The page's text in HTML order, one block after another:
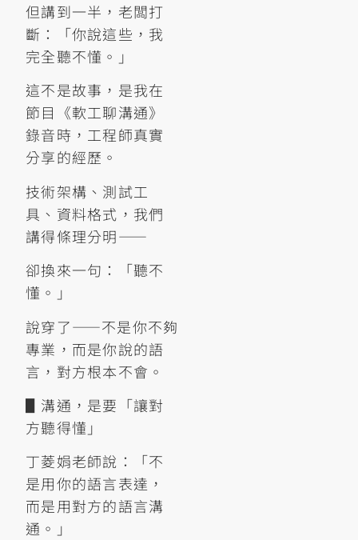
但講到一半，老闆打
斷：「你說這些，我
完全聽不懂。」
這不是故事，是我在
節目《軟工聊溝通》
錄音時，工程師真實
分享的經歷。
技術架構、測試工
具、資料格式，我們
講得條理分明——
卻換來一句：「聽不
懂。」
說穿了——不是你不夠
專業，而是你說的語
言，對方根本不會。
▋溝通，是要「讓對
方聽得懂」
丁菱娟老師說：「不
是用你的語言表達，
而是用對方的語言溝
通。」